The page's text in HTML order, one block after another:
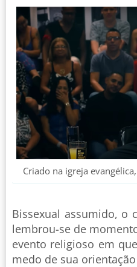
Criado na igreja
Bissexual assumido, o
lembrou-se de
evento religioso em
medo de sua